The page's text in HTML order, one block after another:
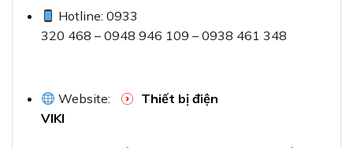
Hotline: 0933
320 468 – 0948 946 109 – 0938 461 348
Website:
Thiết bị điện
VIKI